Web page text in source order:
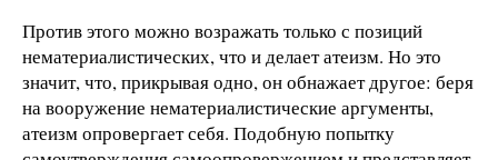
Против этого можно возражать только с позиций
нематериалистических, что и делает атеизм. Но это
значит, что, прикрывая одно, он обнажает другое: беря
на вооружение нематериалистические аргументы,
атеизм опровергает себя. Подобную попытку